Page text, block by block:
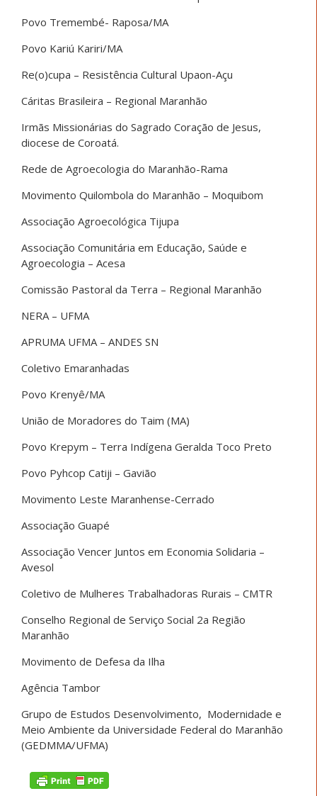
Povo Tremembé- Raposa/MA
Povo Kariú Kariri/MA
Re(o)cupa – Resistência Cultural Upaon-Açu
Cáritas Brasileira – Regional Maranhão
Irmãs Missionárias do Sagrado Coração de Jesus,
diocese de Coroatá.
Rede de Agroecologia do Maranhão-Rama
Movimento Quilombola do Maranhão – Moquibom
Associação Agroecológica Tijupa
Associação Comunitária em Educação, Saúde e
Agroecologia – Acesa
Comissão Pastoral da Terra – Regional Maranhão
NERA – UFMA
APRUMA UFMA – ANDES SN
Coletivo Emaranhadas
Povo Krenyê/MA
União de Moradores do Taim (MA)
Povo Krepym – Terra Indígena Geralda Toco Preto
Povo Pyhcop Catiji – Gavião
Movimento Leste Maranhense-Cerrado
Associação Guapé
Associação Vencer Juntos em Economia Solidaria –
Avesol
Coletivo de Mulheres Trabalhadoras Rurais – CMTR
Conselho Regional de Serviço Social 2a Região
Maranhão
Movimento de Defesa da Ilha
Agência Tambor
Grupo de Estudos Desenvolvimento, Modernidade e
Meio Ambiente da Universidade Federal do Maranhão
(GEDMMA/UFMA)